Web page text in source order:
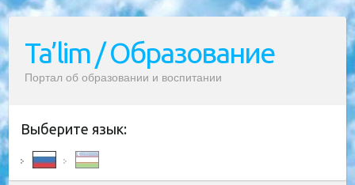
Ta’lim / Образование
Портал об образовании и воспитании
Выберите язык: